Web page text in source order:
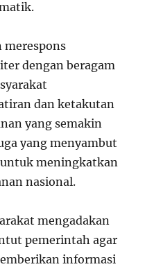
merespons
dengan beragam
dan ketakutan
yang semakin
yang menyambut
meningkatkan
nasional.
mengadakan
pemerintah agar
informasi